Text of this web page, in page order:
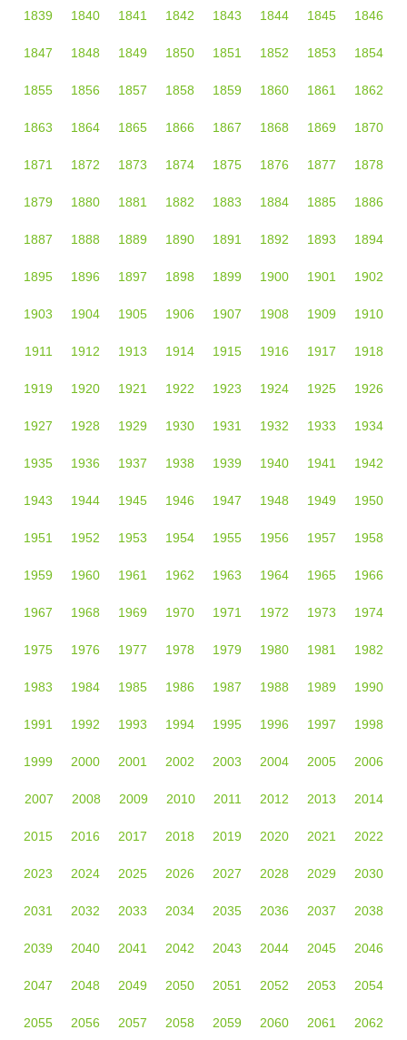
1839 1840 1841 1842 1843 1844 1845 1846
1847 1848 1849 1850 1851 1852 1853 1854
1855 1856 1857 1858 1859 1860 1861 1862
1863 1864 1865 1866 1867 1868 1869 1870
1871 1872 1873 1874 1875 1876 1877 1878
1879 1880 1881 1882 1883 1884 1885 1886
1887 1888 1889 1890 1891 1892 1893 1894
1895 1896 1897 1898 1899 1900 1901 1902
1903 1904 1905 1906 1907 1908 1909 1910
1911 1912 1913 1914 1915 1916 1917 1918
1919 1920 1921 1922 1923 1924 1925 1926
1927 1928 1929 1930 1931 1932 1933 1934
1935 1936 1937 1938 1939 1940 1941 1942
1943 1944 1945 1946 1947 1948 1949 1950
1951 1952 1953 1954 1955 1956 1957 1958
1959 1960 1961 1962 1963 1964 1965 1966
1967 1968 1969 1970 1971 1972 1973 1974
1975 1976 1977 1978 1979 1980 1981 1982
1983 1984 1985 1986 1987 1988 1989 1990
1991 1992 1993 1994 1995 1996 1997 1998
1999 2000 2001 2002 2003 2004 2005 2006
2007 2008 2009 2010 2011 2012 2013 2014
2015 2016 2017 2018 2019 2020 2021 2022
2023 2024 2025 2026 2027 2028 2029 2030
2031 2032 2033 2034 2035 2036 2037 2038
2039 2040 2041 2042 2043 2044 2045 2046
2047 2048 2049 2050 2051 2052 2053 2054
2055 2056 2057 2058 2059 2060 2061 2062